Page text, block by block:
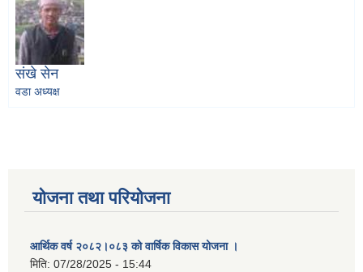
संखे सेन
वडा अध्यक्ष
योजना तथा परियोजना
आर्थिक वर्ष २०८२।०८३ को वार्षिक विकास योजना ।
मिति: 07/28/2025 - 15:44